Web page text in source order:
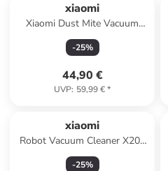
xiaomi
Xiaomi Dust Mite Vacuum
Cleaner 2 – 12000 Pa
Saugleistung in Weiß
-25%
44,90 €
UVP: 59,99 €*
xiaomi
Robot Vacuum Cleaner X20+
White EU
-25%